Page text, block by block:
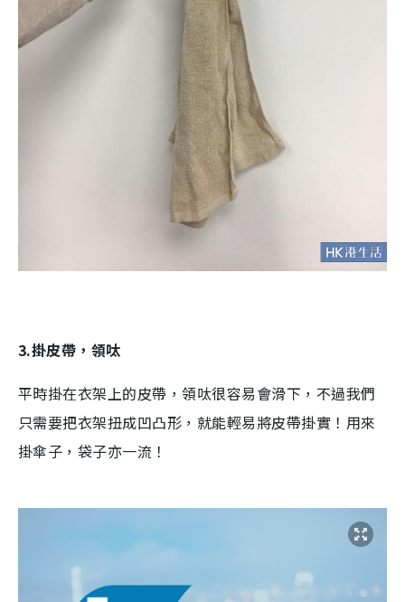
3.掛皮帶，領呔
平時掛在衣架上的皮帶，領呔很容易會滑下，不過我們
只需要把衣架扭成凹凸形，就能輕易將皮帶掛實！用來
掛傘子，袋子亦一流！